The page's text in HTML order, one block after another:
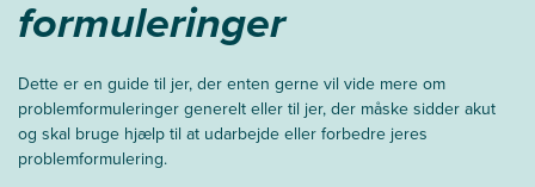
formuleringer
Dette er en guide til jer, der enten gerne vil vide mere om
problemformuleringer generelt eller til jer, der måske sidder akut
og skal bruge hjælp til at udarbejde eller forbedre jeres
problemformulering.